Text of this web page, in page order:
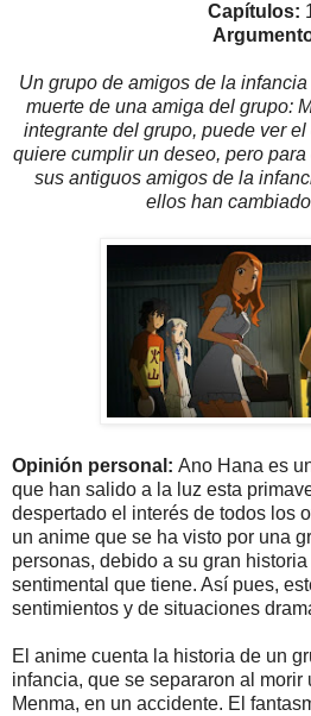
Capítulos:
Un grupo de amigos de la
muerte de una amiga del grupo:
integrante del grupo, puede ver
quiere cumplir un deseo, pero
sus antiguos amigos de la
ellos han
Opinión personal: Ano Hana es
que han salido a la luz esta
despertado el interés de todos los
un anime que se ha visto por una
personas, debido a su gran
sentimental que tiene. Así pues,
sentimientos y de situaciones
El anime cuenta la historia de un
infancia, que se separaron al morir
Menma, en un accidente. El